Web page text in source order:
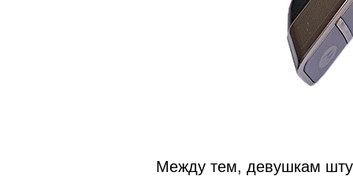
Между тем, девушкам